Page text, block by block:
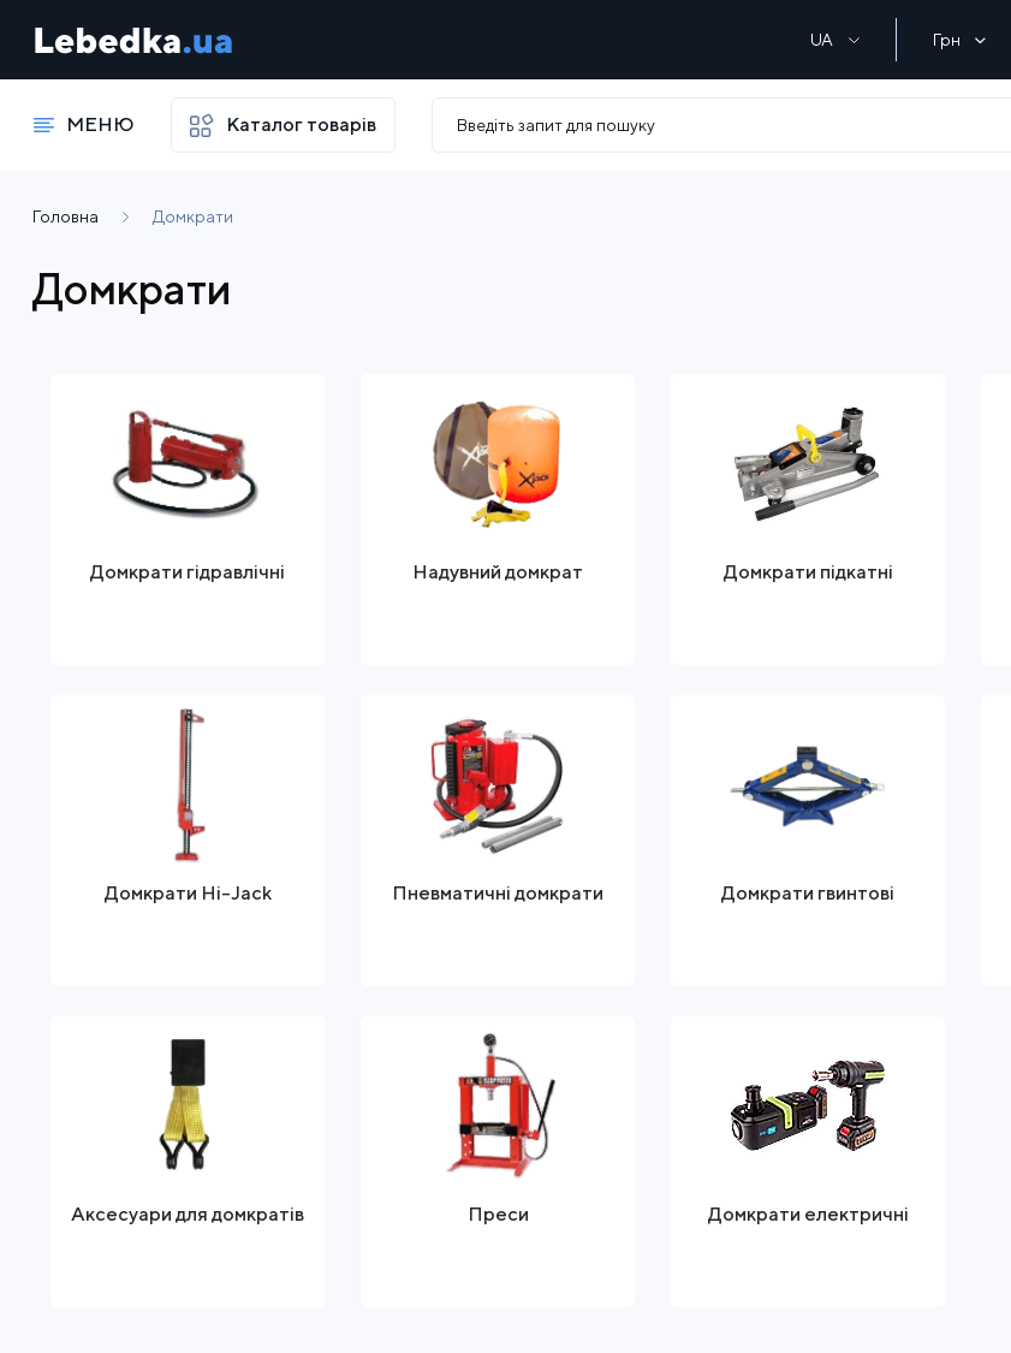
UA Грн
МЕНЮ Каталог товарів
Головна Домкрати
Домкрати
Домкрати гідравлічні Надувний домкрат Домкрати підкатні
Домкрати Hi-Jack Пневматичні домкрати Домкрати гвинтові
Аксесуари для домкратів Преси Домкрати електричні